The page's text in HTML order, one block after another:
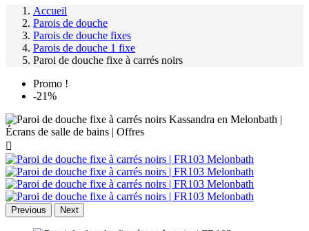
Accueil
Parois de douche
Parois de douche fixes
Parois de douche 1 fixe
Paroi de douche fixe à carrés noirs
Promo !
-21%

Previous Next